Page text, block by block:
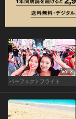
Vol.3
パーフェクトフライト